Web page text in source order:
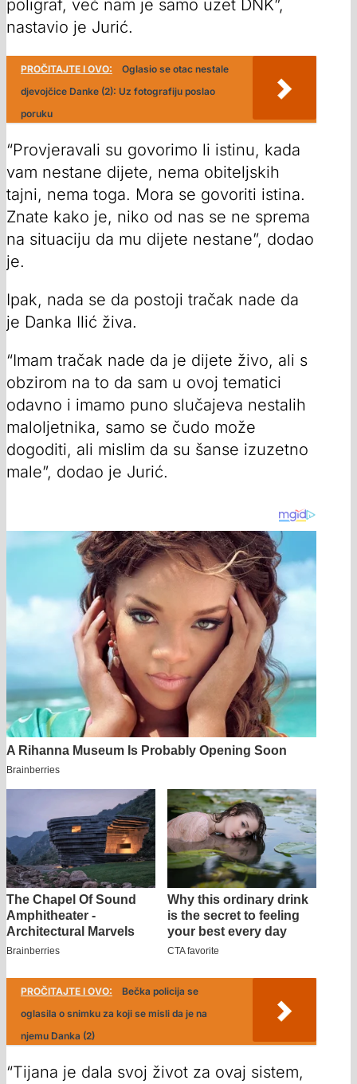
poligraf, već nam je samo uzet DNK”,
nastavio je Jurić.
PROČITAJTE I OVO:
Oglasio se otac nestale
djevojčice Danke (2): Uz fotografiju poslao
poruku
“Provjeravali su govorimo li istinu, kada
vam nestane dijete, nema obiteljskih
tajni, nema toga. Mora se govoriti istina.
Znate kako je, niko od nas se ne sprema
na situaciju da mu dijete nestane”, dodao
je.
Ipak, nada se da postoji tračak nade da
je Danka Ilić živa.
“Imam tračak nade da je dijete živo, ali s
obzirom na to da sam u ovoj tematici
odavno i imamo puno slučajeva nestalih
maloljetnika, samo se čudo može
dogoditi, ali mislim da su šanse izuzetno
male”, dodao je Jurić.
PROČITAJTE I OVO:
Bečka policija se
oglasila o snimku za koji se misli da je na
njemu Danka (2)
“Tijana je dala svoj život za ovaj sistem,